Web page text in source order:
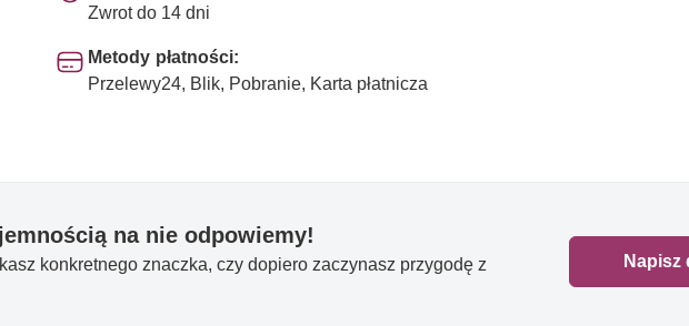
Zwrot do 14 dni
Metody płatności:
Przelewy24, Blik, Pobranie, Karta płatnicza
na nie odpowiemy!
konkretnego znaczka, czy dopiero zaczynasz przygodę z
Napisz